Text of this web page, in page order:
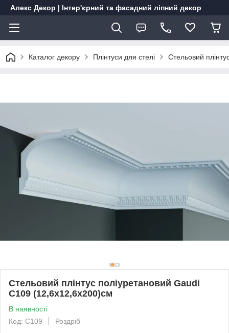
Алекс Декор | Інтер'єрний та фасадний ліпний декор
Каталог декору Плінтуси для стелі Стельовий
Стельовий плінтус поліуретановий Gaudi
C109 (12,6х12,6х200)см
В наявності
Код: C109
Роздріб